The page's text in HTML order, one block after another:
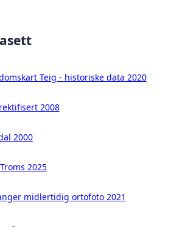
Teig - historiske data 2020
2008
2000
2025
midlertidig ortofoto 2021